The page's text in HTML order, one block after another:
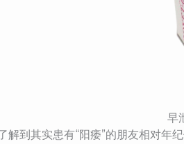
早
解到其实患有“阳痿”的朋友相对年